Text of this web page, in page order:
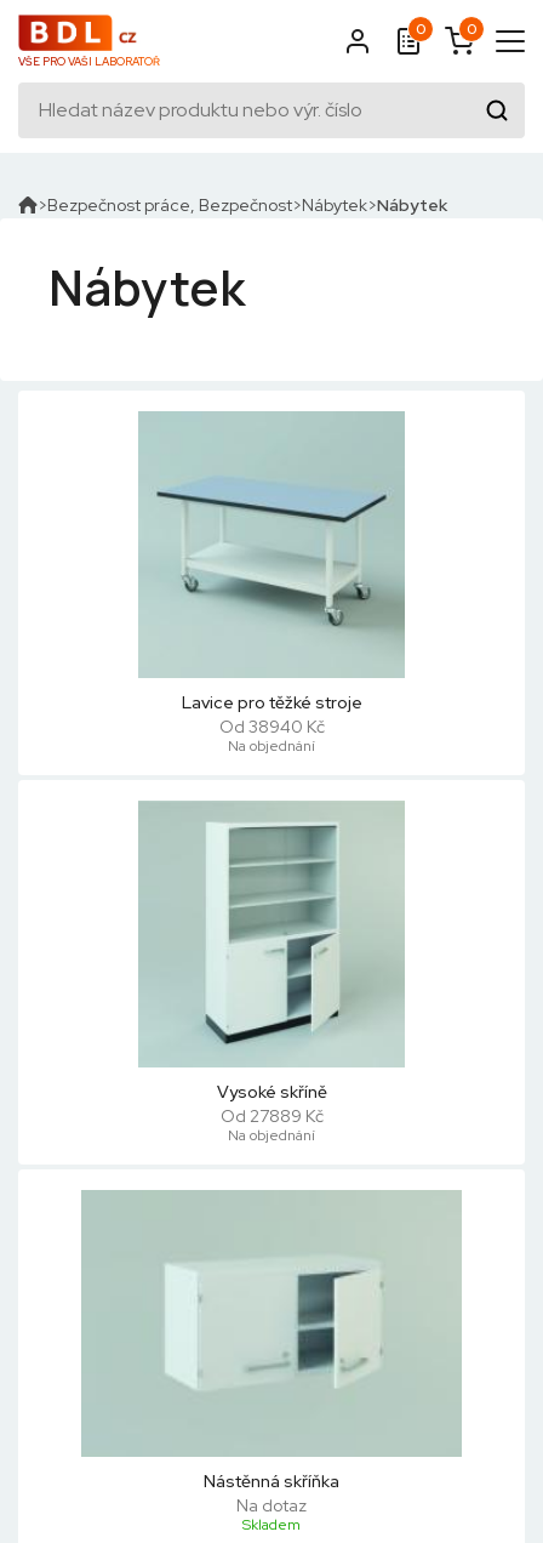
VŠE PRO VAŠI LABORATOŘ
0 0
Bezpečnost práce, Bezpečnost Nábytek Nábytek
Nábytek
Lavice pro těžké stroje
Od 38940 Kč
Na objednání
Vysoké skříně
Od 27889 Kč
Na objednání
Nástěnná skříňka
Na dotaz
Skladem